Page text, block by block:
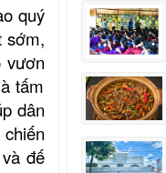
quý
sớm,
vươn
tấm
dân
đế